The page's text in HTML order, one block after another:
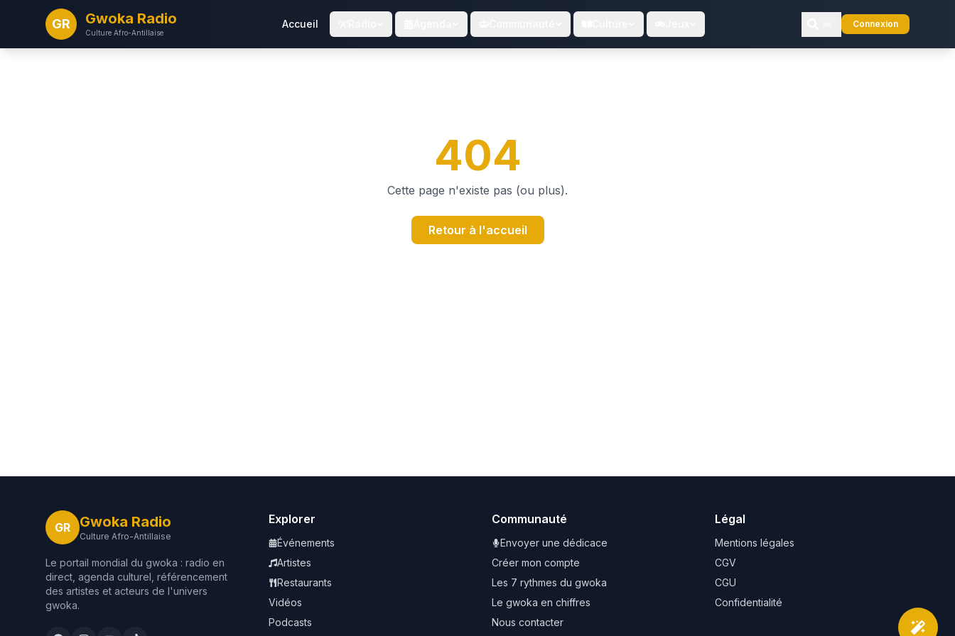
GR Gwoka Radio
Culture Afro-Antillaise
Accueil Connexion
404
Cette page n'existe pas (ou plus).
Retour à l'accueil
GR Gwoka Radio
Culture Afro-Antillaise
Le portail mondial du gwoka : radio en
direct, agenda culturel, référencement
des artistes et acteurs de l'univers
gwoka.
Explorer
Événements
Artistes
Restaurants
Vidéos
Podcasts
Communauté
Envoyer une dédicace
Créer mon compte
Les 7 rythmes du gwoka
Le gwoka en chiffres
Nous contacter
Légal
Mentions légales
CGV
CGU
Confidentialité